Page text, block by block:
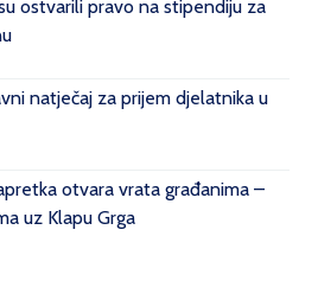
ostvarili pravo na stipendiju za
natječaj za prijem djelatnika u
otvara vrata građanima –
uz Klapu Grga